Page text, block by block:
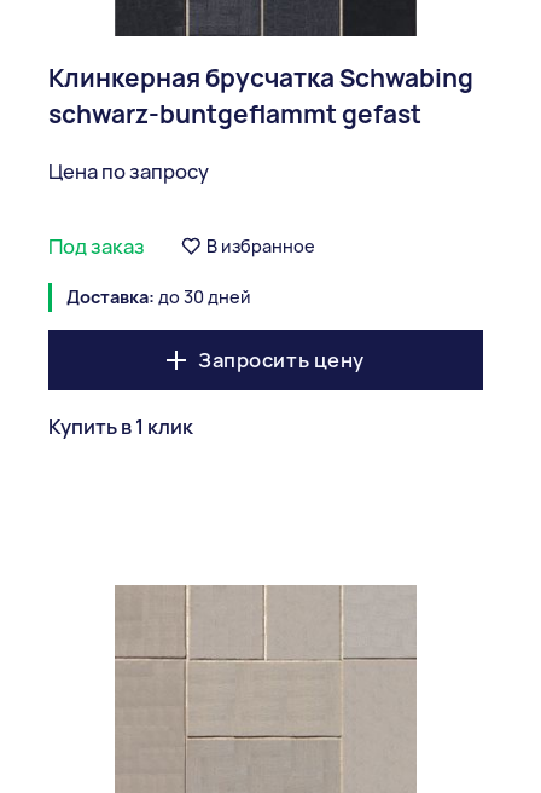
Клинкерная брусчатка Schwabing
schwarz-buntgeflammt gefast
Цена по запросу
Под заказ В избранное
Доставка: до 30 дней
Запросить цену
Купить в 1 клик